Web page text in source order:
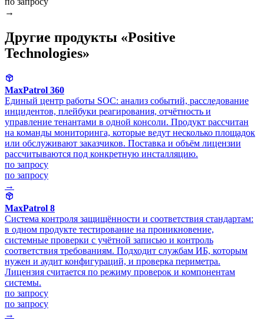
→
Другие продукты «Positive
Technologies»
MaxPatrol 360
Единый центр работы SOC: анализ событий, расследование
инцидентов, плейбуки реагирования, отчётность и
управление тенантами в одной консоли. Продукт рассчитан
на команды мониторинга, которые ведут несколько площадок
или обслуживают заказчиков. Поставка и объём лицензии
рассчитываются под конкретную инсталляцию.
по запросу
по запросу
→
MaxPatrol 8
Система контроля защищённости и соответствия стандартам:
в одном продукте тестирование на проникновение,
системные проверки с учётной записью и контроль
соответствия требованиям. Подходит службам ИБ, которым
нужен и аудит конфигураций, и проверка периметра.
Лицензия считается по режиму проверок и компонентам
системы.
по запросу
по запросу
→